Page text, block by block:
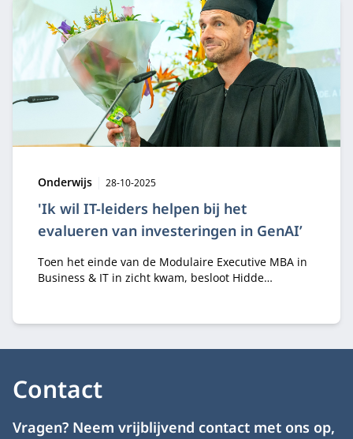
digitale strategie van een organisatie.
'Ik wil IT-leiders helpen bij het
evalueren van investeringen in GenAI’
Type:
Onderwijs Publicatiedatum:
28-10-2025
Toen het einde van de Modulaire Executive MBA in
Business & IT in zicht kwam, besloot Hidde
een Decision Support System voor het evalueren
Contact
Vragen? Neem vrijblijvend contact met ons op,